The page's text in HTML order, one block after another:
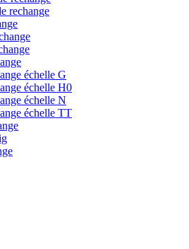
rechange
échelle G
échelle H0
échelle N
échelle TT